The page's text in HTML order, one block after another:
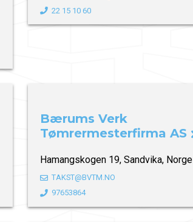
22 15 10 60
Bærums Verk
Tømrermesterfirma AS
Hamangskogen 19, Sandvika, Norge
TAKST@BVTM.NO
97653864